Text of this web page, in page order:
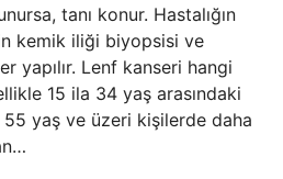
tanı konur. Hastalığın
kemik iliği biyopsisi ve
yapılır. Lenf kanseri hangi
15 ila 34 yaş arasındaki
yaş ve üzeri kişilerde daha